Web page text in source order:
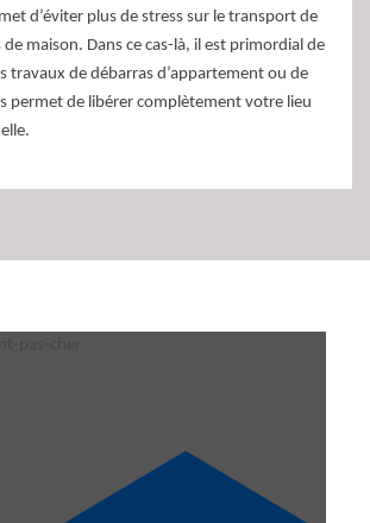
d’éviter plus de stress sur le transport de
maison. Dans ce cas-là, il est primordial de
travaux de débarras d’appartement ou de
permet de libérer complètement votre lieu